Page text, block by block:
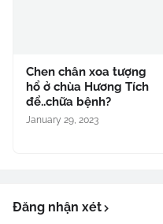
Chen chân xoa tượng
hổ ở chùa Hương Tích
để..chữa bệnh?
January 29, 2023
Đăng nhận xét